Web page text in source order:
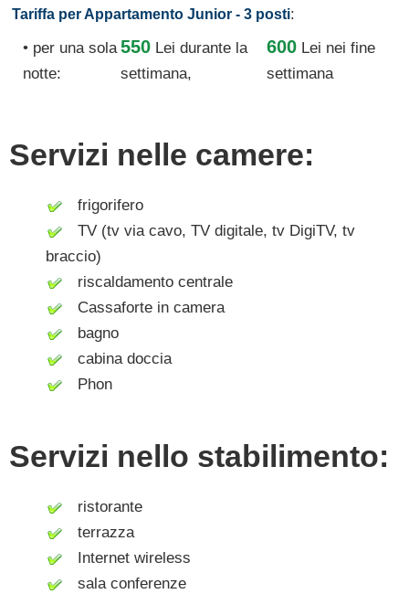
Tariffa per Appartamento Junior - 3 posti:
• per una sola
notte:
550 Lei durante la
settimana,
600 Lei nei fine
settimana
Servizi nelle camere:
frigorifero
TV (tv via cavo, TV digitale, tv DigiTV, tv
braccio)
riscaldamento centrale
Cassaforte in camera
bagno
cabina doccia
Phon
Servizi nello stabilimento:
ristorante
terrazza
Internet wireless
sala conferenze